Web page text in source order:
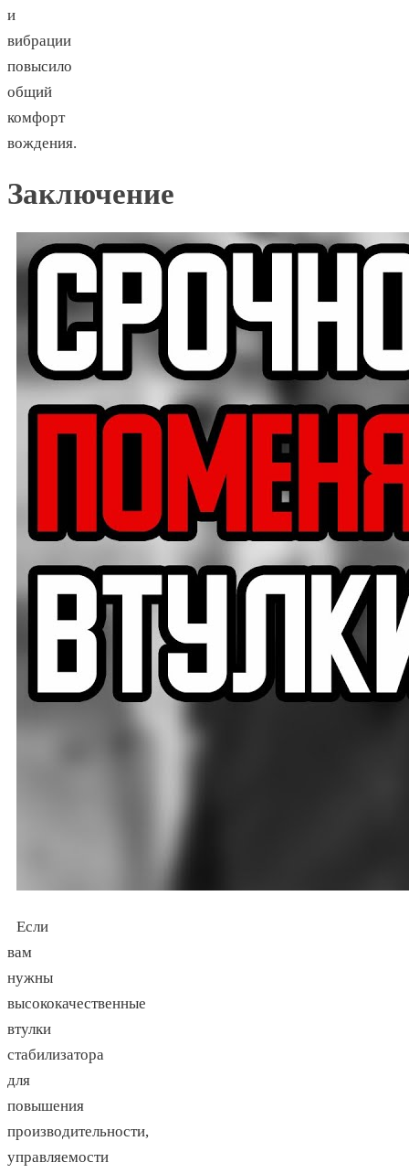
и
вибрации
повысило
общий
комфорт
вождения.
Заключение
Если
вам
нужны
высококачественные
втулки
стабилизатора
для
повышения
производительности,
управляемости